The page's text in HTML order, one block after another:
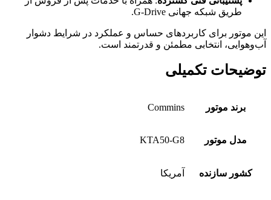
طریق شبکه جهانی G-Drive.
این موتور برای کاربردهای حساس و عملکرد در شرایط دشوار
آب‌وهوایی، انتخابی مطمئن و قدرتمند است.
توضیحات تکمیلی
برند موتور Commins
مدل موتور KTA50-G8
کشور سازنده آمریکا